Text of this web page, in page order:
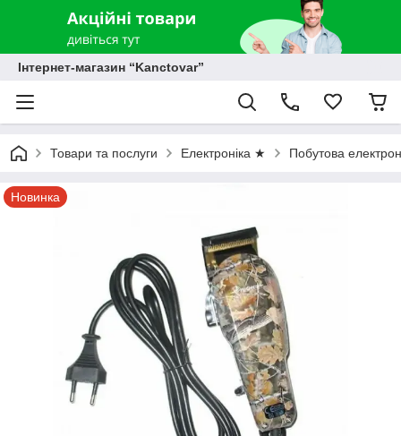
Інтернет-магазин “Kanctovar”
Товари та послуги Електроніка ★ Побутова
Новинка